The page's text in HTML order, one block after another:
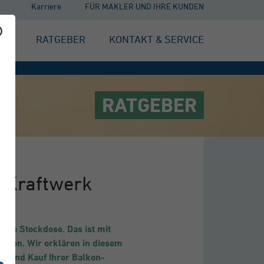
RATGEBER KONTAKT & SERVICE
Karriere FÜR MAKLER UND IHRE KUNDEN
RATGEBER
Kraftwerk
Steckdose. Das ist mit
Wir erklären in diesem
und Kauf Ihrer Balkon-